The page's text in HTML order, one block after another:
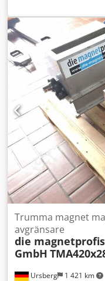
,
inklusive skiljeplåt,
utförande i rostfritt
Axelblock i form av
Ståendlagerenheter
Inlopp: 600x250 mm
Ursberg 1 421 km
Trumma magnet
avgränsare
die magnetprofis
GmbH